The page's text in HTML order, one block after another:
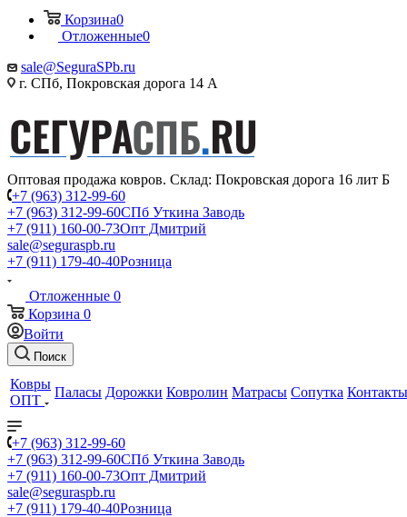
Корзина0
Отложенные0
sale@SeguraSPb.ru
г. СПб, Покровская дорога 14 А
Оптовая продажа ковров. Склад: Покровская дорога 16 лит Б
+7 (963) 312-99-60
+7 (963) 312-99-60СПб Уткина Заводь
+7 (911) 160-00-73Опт Дмитрий
sale@seguraspb.ru
+7 (911) 179-40-40Розница
Отложенные 0
Корзина 0
Войти
Поиск
Ковры
ОПТ
Паласы Дорожки Ковролин Матрасы Сопутка Контакты
+7 (963) 312-99-60
+7 (963) 312-99-60СПб Уткина Заводь
+7 (911) 160-00-73Опт Дмитрий
sale@seguraspb.ru
+7 (911) 179-40-40Розница